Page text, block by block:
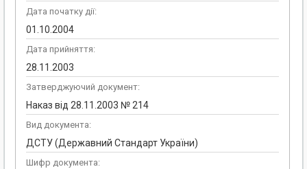
Дата початку дії:
01.10.2004
Дата прийняття:
28.11.2003
Затверджуючий документ:
Наказ від 28.11.2003 № 214
Вид документа:
ДСТУ (Державний Стандарт України)
Шифр документа: